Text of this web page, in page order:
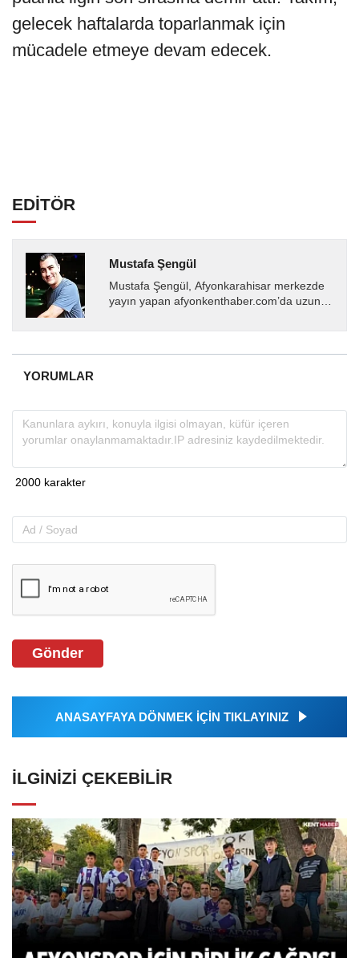
gelecek haftalarda toparlanmak için
mücadele etmeye devam edecek.
EDİTÖR
Mustafa Şengül
Mustafa Şengül, Afyonkarahisar merkezde
yayın yapan afyonkenthaber.com’da uzun
almakta, haber akışı...
YORUMLAR
Gönder
ANASAYFAYA DÖNMEK İÇİN TIKLAYINIZ
İLGINIZI ÇEKEBILIR